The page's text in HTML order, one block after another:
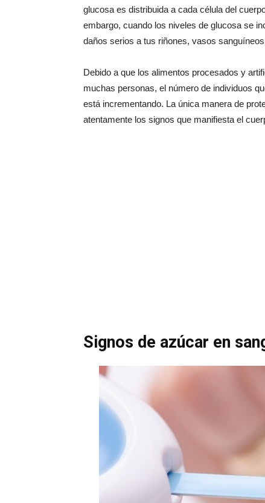
glucosa es distribuida a cada célula del
embargo, cuando los niveles de glucosa se
daños serios a tus riñones, vasos
Debido a que los alimentos procesados y
muchas personas, el número de individuos
está incrementando. La única manera de
atentamente los signos que manifiesta el
Signos de azúcar en